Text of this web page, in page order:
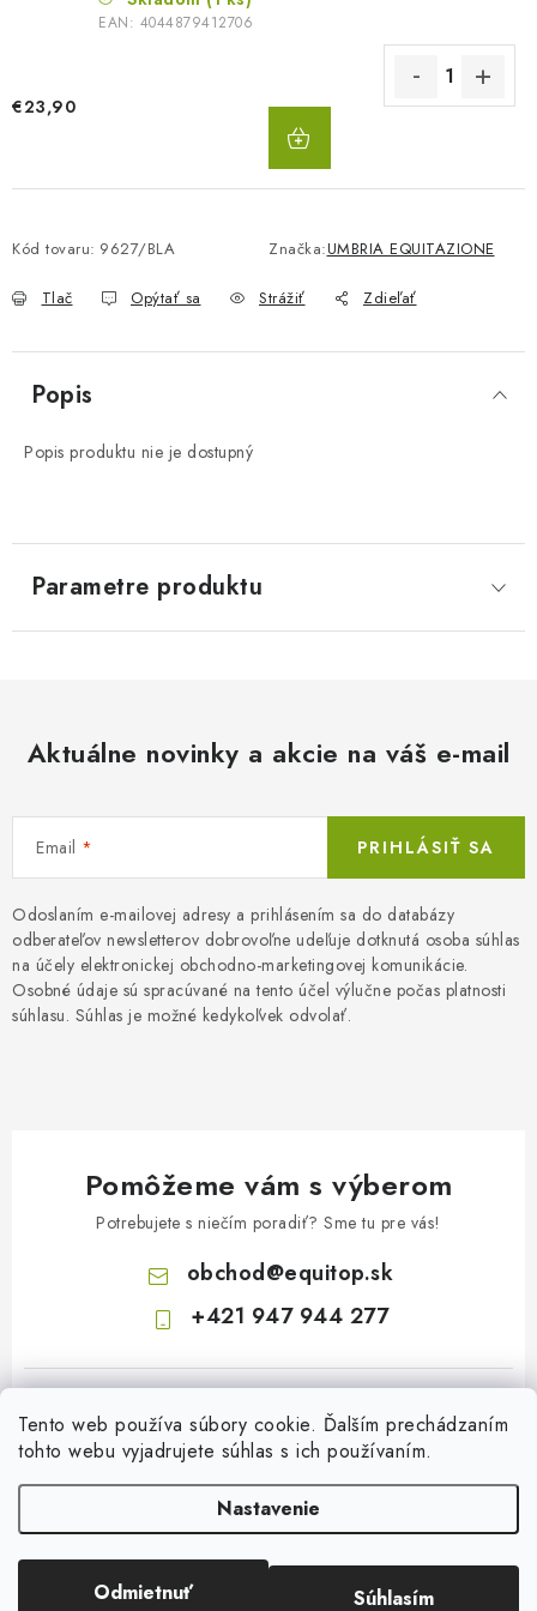
Tento web používa súbory cookie. Ďalším prechádzaním
tohto webu vyjadrujete súhlas s ich používaním.
Nastavenie
Odmietnuť Súhlasím
EAN: 4044879412706
€23,90
Kód tovaru: 9627/BLA Značka:UMBRIA EQUITAZIONE
Tlač Opýtať sa Strážiť Zdieľať
Popis
Popis produktu nie je dostupný
Parametre produktu
Aktuálne novinky a akcie na váš e-mail
Email
Odoslaním e-mailovej adresy a prihlásením sa do databázy
odberateľov newsletterov dobrovoľne udeľuje dotknutá osoba súhlas
na účely elektronickej obchodno-marketingovej komunikácie.
Osobné údaje sú spracúvané na tento účel výlučne počas platnosti
súhlasu. Súhlas je možné kedykoľvek odvolať.
PRIHLÁSIŤ SA
Pomôžeme vám s výberom
Potrebujete s niečím poradiť? Sme tu pre vás!
obchod@equitop.sk
+421 947 944 277
Copyright 2026EquitopCorp s.r.o. . Všetky práva vyhradené.